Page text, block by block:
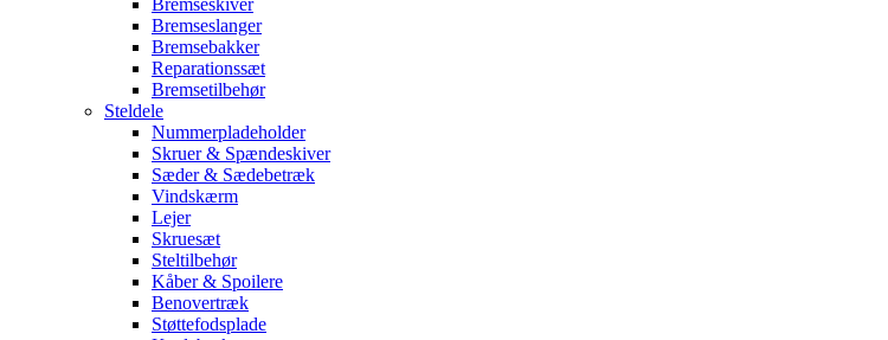
Bremseskiver
Bremseslanger
Bremsebakker
Reparationssæt
Bremsetilbehør
Steldele
Nummerpladeholder
Skruer & Spændeskiver
Sæder & Sædebetræk
Vindskærm
Lejer
Skruesæt
Steltilbehør
Kåber & Spoilere
Benovertræk
Støttefodsplade